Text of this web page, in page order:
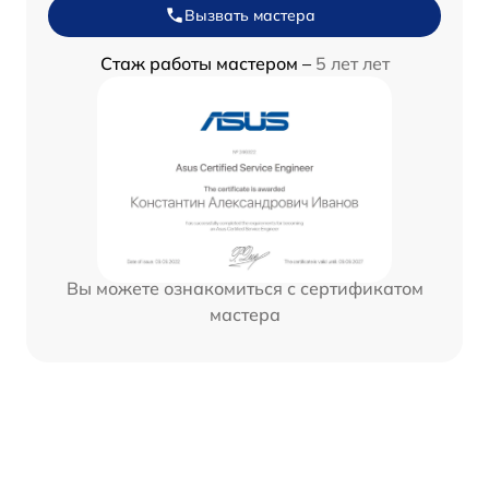
Вызвать мастера
Стаж работы мастером – 5 лет лет
Вы можете ознакомиться с сертификатом
мастера